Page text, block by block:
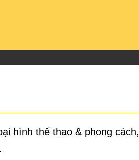
hình thể thao & phong cách,